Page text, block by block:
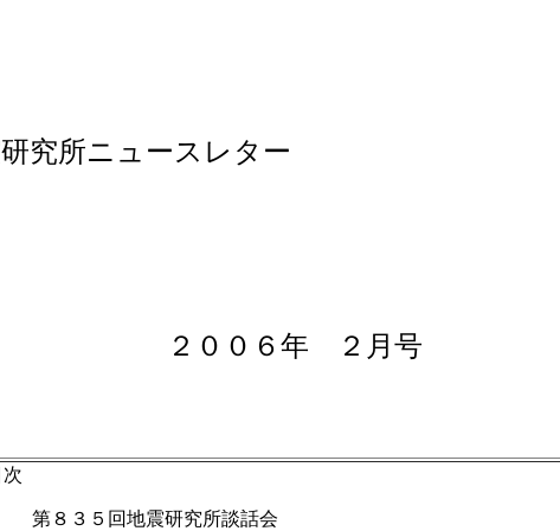
究所ニュースレター
２００６年 ２月号
次
第８３５回地震研究所談話会